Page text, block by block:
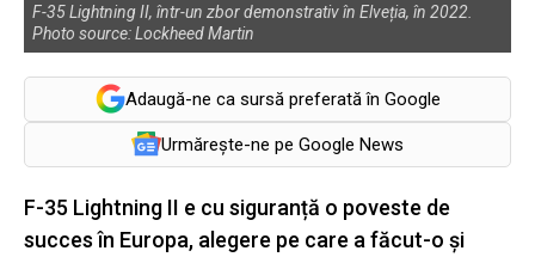
F-35 Lightning II, într-un zbor demonstrativ în Elveția, în 2022.
Photo source: Lockheed Martin
Adaugă-ne ca sursă preferată în Google
Urmărește-ne pe Google News
F-35 Lightning II e cu siguranță o poveste de
succes în Europa, alegere pe care a făcut-o și